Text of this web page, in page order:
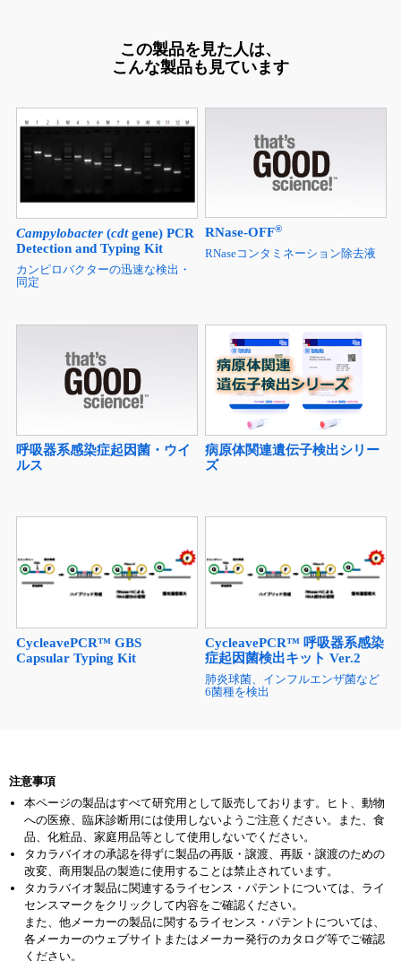
この製品を見た人は、
こんな製品も見ています
Campylobacter(cdtgene) PCR
Detection and Typing Kit
カンピロバクターの迅速な検出・
同定
RNase-OFF®
RNaseコンタミネーション除去液
呼吸器系感染症起因菌・ウイ
ルス
病原体関連遺伝子検出シリー
ズ
CycleavePCR™ GBS
Capsular Typing Kit
CycleavePCR™ 呼吸器系感染
症起因菌検出キット Ver.2
肺炎球菌、インフルエンザ菌など
6菌種を検出
注意事項
本ページの製品はすべて研究用として販売しております。ヒト、動物
への医療、臨床診断用には使用しないようご注意ください。また、食
品、化粧品、家庭用品等として使用しないでください。
タカラバイオの承認を得ずに製品の再販・譲渡、再販・譲渡のための
改変、商用製品の製造に使用することは禁止されています。
タカラバイオ製品に関連するライセンス・パテントについては、ライ
センスマークをクリックして内容をご確認ください。
また、他メーカーの製品に関するライセンス・パテントについては、
各メーカーのウェブサイトまたはメーカー発行のカタログ等でご確認
ください。